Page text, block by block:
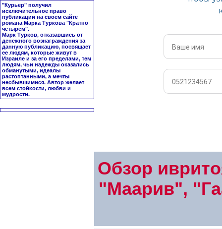
"Курьер" получил
исключительное право
публикации на своем сайте
романа Марка Туркова "Кратно
четырем".
Марк Турков, отказавшись от
денежного вознаграждения за
данную публикацию, посвящает
ее людям, которые живут в
Израиле и за его пределами, тем
людям, чьи надежды оказались
обманутыми, идеалы
растоптанными, а мечты
несбывшимися. Автор желает
всем стойкости, любви и
мудрости.
Обзор
"Маарив",